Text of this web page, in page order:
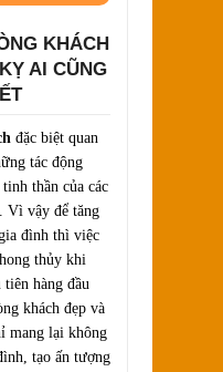
KHÁCH
AI CŨNG
đặc biệt quan
tác động
thần của các
Vì vậy để tăng
đình thì việc
thủy khi
hàng đầu
khách đẹp và
mang lại không
tạo ấn tượng